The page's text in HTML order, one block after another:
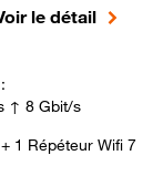
le détail
↑ 8 Gbit/s
1 Répéteur Wifi 7